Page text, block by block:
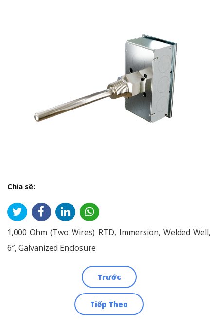
Chia sẽ:
1,000 Ohm (Two Wires) RTD, Immersion, Welded Well,
6″, Galvanized Enclosure
Trước
Tiếp Theo